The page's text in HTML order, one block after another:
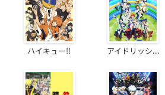
ハイキュー!! アイドリッシ...